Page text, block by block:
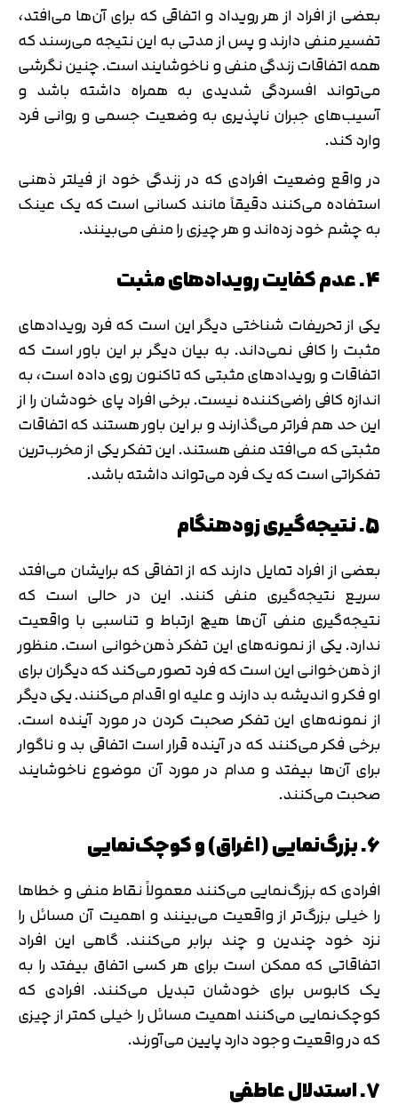
بعضی از افراد از هر رویداد و اتفاقی که برای آن‌ها می‌افتد،
تفسیر منفی دارند و پس از مدتی به این نتیجه می‌رسند که
همه اتفاقات زندگی منفی و ناخوشایند است. چنین نگرشی
می‌تواند افسردگی شدیدی به همراه داشته باشد و
آسیب‌های جبران ناپذیری به وضعیت جسمی و روانی فرد
وارد کند.
در واقع وضعیت افرادی که در زندگی خود از فیلتر ذهنی
استفاده می‌کنند دقیقاً مانند کسانی است که یک عینک
به چشم خود زده‌اند و هر چیزی را منفی می‌بینند.
4. عدم کفایت رویدادهای مثبت
یکی از تحریفات شناختی دیگر این است که فرد رویدادهای
مثبت را کافی نمی‌داند. به بیان دیگر بر این باور است که
اتفاقات و رویدادهای مثبتی که تاکنون روی داده است، به
اندازه کافی راضی‌کننده نیست. برخی افراد پای خودشان را از
این حد هم فراتر می‌گذارند و بر این باور هستند که اتفاقات
مثبتی که می‌افتد منفی هستند. این تفکر یکی از مخرب‌ترین
تفکراتی است که یک فرد می‌تواند داشته باشد.
5. نتیجه‌گیری زودهنگام
بعضی از افراد تمایل دارند که از اتفاقی که برایشان می‌افتد
سریع نتیجه‌گیری منفی کنند. این در حالی است که
نتیجه‌گیری منفی آن‌ها هیچ ارتباط و تناسبی با واقعیت
ندارد. یکی از نمونه‌های این تفکر ذهن‌خوانی است. منظور
از ذهن‌خوانی این است که فرد تصور می‌کند که دیگران برای
او فکر و اندیشه بد دارند و علیه او اقدام می‌کنند. یکی دیگر
از نمونه‌های این تفکر صحبت کردن در مورد آینده است.
برخی فکر می‌کنند که در آینده قرار است اتفاقی بد و ناگوار
برای آن‌ها بیفتد و مدام در مورد آن موضوع ناخوشایند
صحبت می‌کنند.
6. بزرگ‌نمایی (اغراق) و کوچک‌نمایی
افرادی که بزرگ‌نمایی می‌کنند معمولاً نقاط منفی و خطاها
را خیلی بزرگ‌تر از واقعیت می‌بینند و اهمیت آن مسائل را
نزد خود چندین و چند برابر می‌کنند. گاهی این افراد
اتفاقاتی که ممکن است برای هر کسی اتفاق بیفتد را به
یک کابوس برای خودشان تبدیل می‌کنند. افرادی که
کوچک‌نمایی می‌کنند اهمیت مسائل را خیلی کمتر از چیزی
که در واقعیت وجود دارد پایین می‌آورند.
7. استدلال عاطفی